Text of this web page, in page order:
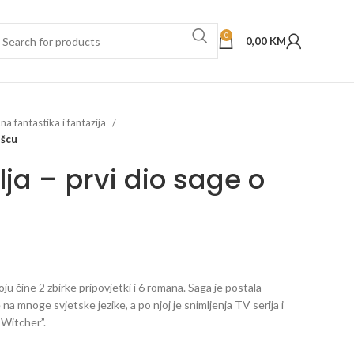
0 0,00 KM
fantastika i fantazija
– prvi dio sage o
čine 2 zbirke pripovjetki i 6 romana. Saga je postala
mnoge svjetske jezike, a po njoj je snimljenja TV serija i